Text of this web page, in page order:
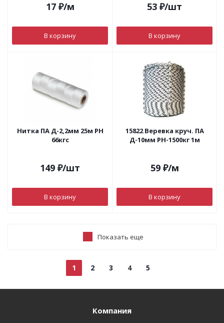
17₽/м
В корзину
53 ₽/шт
В корзину
Нитка ПА Д-2,2мм 25м РН
66кгс
149 ₽/шт
В корзину
15822 Веревка круч. ПА
Д-10мм РН-1500кг 1м
59₽/м
В корзину
Показать еще
1 2 3 4 5
Компания